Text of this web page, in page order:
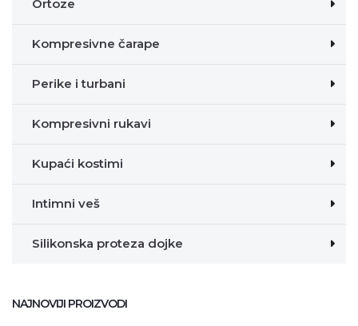
Ortoze
Kompresivne čarape
Perike i turbani
Kompresivni rukavi
Kupaći kostimi
Intimni veš
Silikonska proteza dojke
NAJNOVIJI PROIZVODI